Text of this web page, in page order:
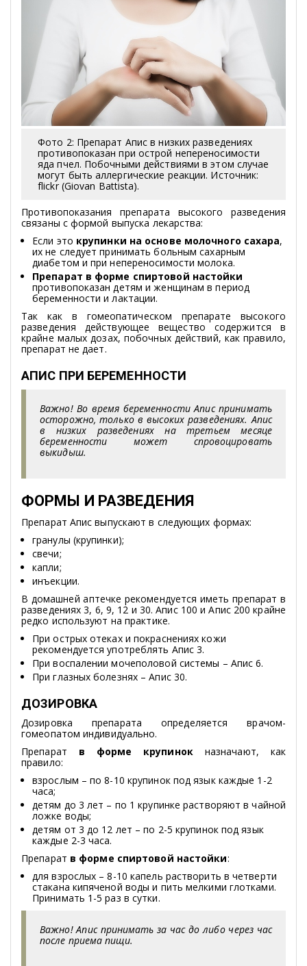
Фото 2: Препарат Апис в низких разведениях
противопоказан при острой непереносимости
яда пчел. Побочными действиями в этом случае
могут быть аллергические реакции. Источник:
flickr (Giovan Battista).
Противопоказания препарата высокого разведения
связаны с формой выпуска лекарства:
Если это крупинки на основе молочного сахара,
их не следует принимать больным сахарным
диабетом и при непереносимости молока.
Препарат в форме спиртовой настойки
противопоказан детям и женщинам в период
беременности и лактации.
Так как в гомеопатическом препарате высокого
разведения действующее вещество содержится в
крайне малых дозах, побочных действий, как правило,
препарат не дает.
АПИС ПРИ БЕРЕМЕННОСТИ
Важно! Во время беременности Апис принимать
осторожно, только в высоких разведениях. Апис
в низких разведениях на третьем месяце
беременности может спровоцировать
выкидыш.
ФОРМЫ И РАЗВЕДЕНИЯ
Препарат Апис выпускают в следующих формах:
гранулы (крупинки);
свечи;
капли;
инъекции.
В домашней аптечке рекомендуется иметь препарат в
разведениях 3, 6, 9, 12 и 30. Апис 100 и Апис 200 крайне
редко используют на практике.
При острых отеках и покраснениях кожи
рекомендуется употреблять Апис 3.
При воспалении мочеполовой системы – Апис 6.
При глазных болезнях – Апис 30.
ДОЗИРОВКА
Дозировка препарата определяется врачом-
гомеопатом индивидуально.
Препарат в форме крупинокназначают, как
правило:
взрослым – по 8-10 крупинок под язык каждые 1-2
часа;
детям до 3 лет – по 1 крупинке растворяют в чайной
ложке воды;
детям от 3 до 12 лет – по 2-5 крупинок под язык
каждые 2-3 часа.
Препарат в форме спиртовой настойки:
для взрослых – 8-10 капель растворить в четверти
стакана кипяченой воды и пить мелкими глотками.
Принимать 1-5 раз в сутки.
Важно! Апис принимать за час до либо через час
после приема пищи.